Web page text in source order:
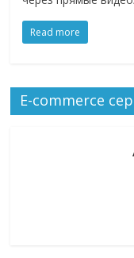
Read more
E-commerce